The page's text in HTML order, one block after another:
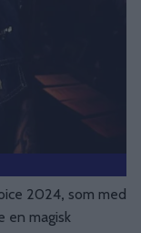
2024, som med
en magisk